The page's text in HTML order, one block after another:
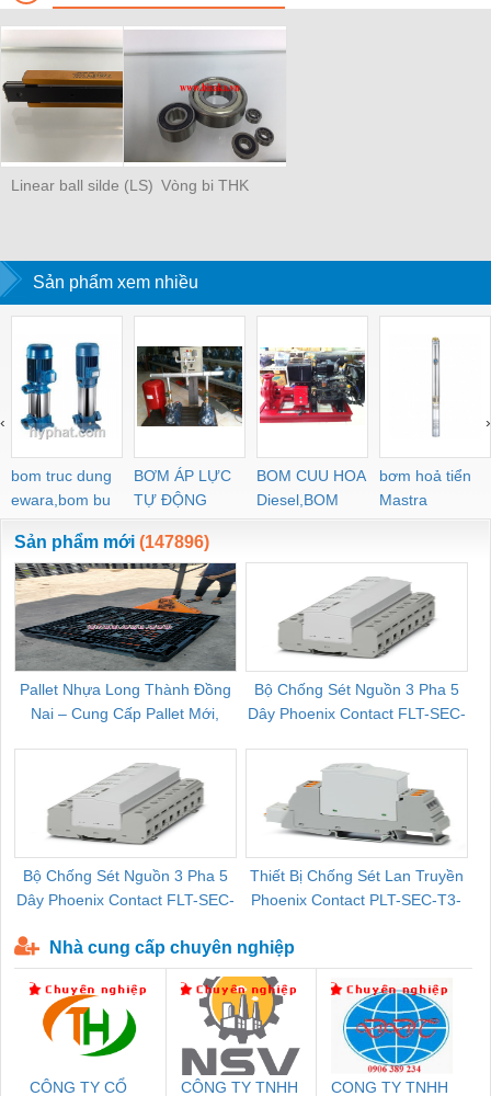
Linear ball silde (LS) Vòng bi THK
Sản phẩm xem nhiều
bom truc dung
ewara,bom bu
ewara
BƠM ÁP LỰC
TỰ ĐỘNG
BOM CUU HOA
Diesel,BOM
CHUA CHAY
bơm hoả tiển
Mastra
‹ ›
Sản phẩm mới (147896)
Pallet Nhựa Long Thành Đồng
Nai – Cung Cấp Pallet Mới,
Bộ Chống Sét Nguồn 3 Pha 5
Dây Phoenix Contact FLT-SEC-
Bộ Chống Sét Nguồn 3 Pha 5
Dây Phoenix Contact FLT-SEC-
Thiết Bị Chống Sét Lan Truyền
Phoenix Contact PLT-SEC-T3-
Nhà cung cấp chuyên nghiệp
CÔNG TY CỔ
CÔNG TY TNHH
CONG TY TNHH